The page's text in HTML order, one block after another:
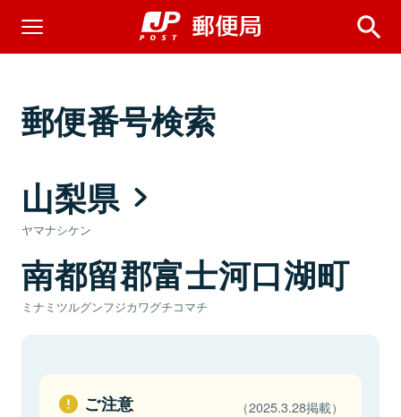
郵便番号検索
山梨県
ヤマナシケン
南都留郡富士河口湖町
ミナミツルグンフジカワグチコマチ
ご注意 （2025.3.28掲載）